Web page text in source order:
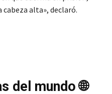
alta», declaró.
del mundo 🌐